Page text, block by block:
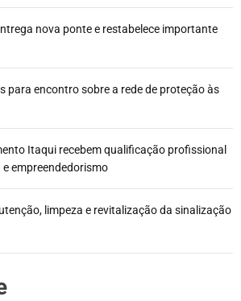
nova ponte e restabelece importante
para encontro sobre a rede de proteção às
Itaqui recebem qualificação profissional
empreendedorismo
limpeza e revitalização da sinalização